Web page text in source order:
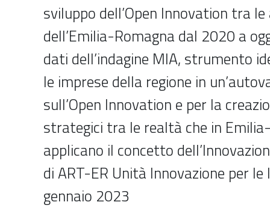
sviluppo dell’Open Innovation tra le
dell’Emilia-Romagna dal 2020 a
dati dell’indagine MIA, strumento
le imprese della regione in
sull’Open Innovation e per la
strategici tra le realtà che in
applicano il concetto
di ART-ER Unità Innovazione per
gennaio 2023